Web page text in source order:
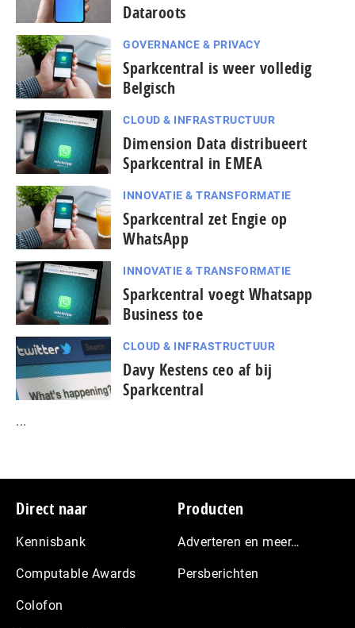
Dataroots
GOVERNANCE & PRIVACY
Sparkcentral is weer volledig
Belgisch
CLOUD & INFRASTRUCTUUR
Dimension Data distribueert
Sparkcentral in EMEA
INNOVATIE & TRANSFORMATIE
Sparkcentral zet Engie op
WhatsApp
INNOVATIE & TRANSFORMATIE
Sparkcentral voegt Whatsapp
Business toe
CLOUD & INFRASTRUCTUUR
Davy Kestens ceo af bij
Sparkcentral
...
Footer
Direct naar
Kennisbank
Computable Awards
Colofon
Producten
Adverteren en meer…
Persberichten